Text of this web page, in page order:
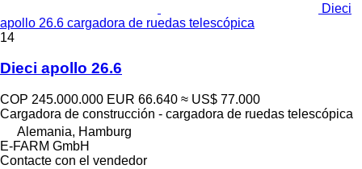
Dieci
apollo 26.6 cargadora de ruedas telescópica
14
Dieci apollo 26.6
COP 245.000.000 EUR 66.640 ≈ US$ 77.000
Cargadora de construcción - cargadora de ruedas telescópica
Alemania, Hamburg
E-FARM GmbH
Contacte con el vendedor